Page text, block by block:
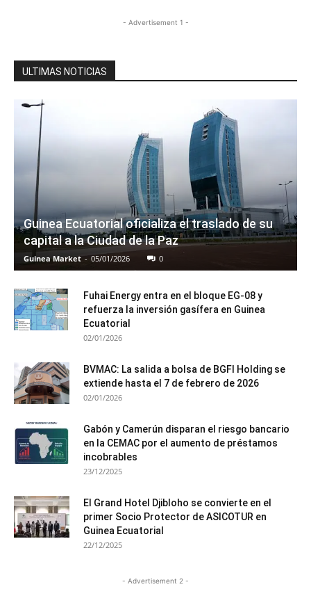
- Advertisement 1 -
ULTIMAS NOTICIAS
Guinea Ecuatorial oficializa el traslado de su
capital a la Ciudad de la Paz
Guinea Market - 05/01/2026 0
Fuhai Energy entra en el bloque EG-08 y
refuerza la inversión gasífera en Guinea
Ecuatorial
02/01/2026
BVMAC: La salida a bolsa de BGFI Holding se
extiende hasta el 7 de febrero de 2026
02/01/2026
Gabón y Camerún disparan el riesgo bancario
en la CEMAC por el aumento de préstamos
incobrables
23/12/2025
El Grand Hotel Djibloho se convierte en el
primer Socio Protector de ASICOTUR en
Guinea Ecuatorial
22/12/2025
- Advertisement 2 -